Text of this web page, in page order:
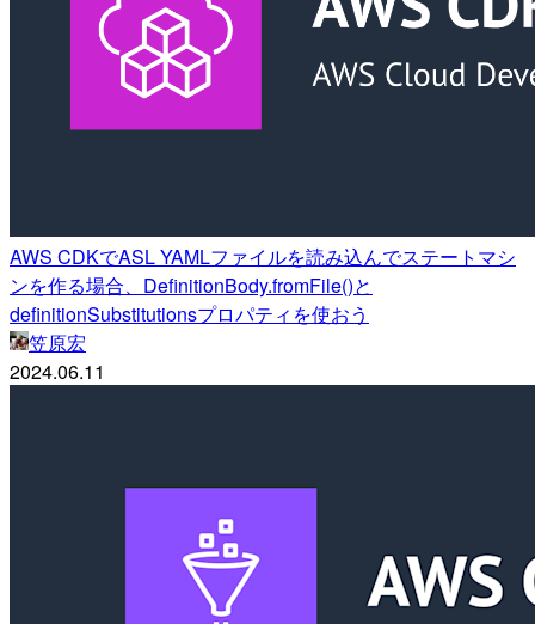
AWS CDKでASL YAMLファイルを読み込んでステートマシ
ンを作る場合、DefinitionBody.fromFile()と
definitionSubstitutionsプロパティを使おう
笠原宏
2024.06.11